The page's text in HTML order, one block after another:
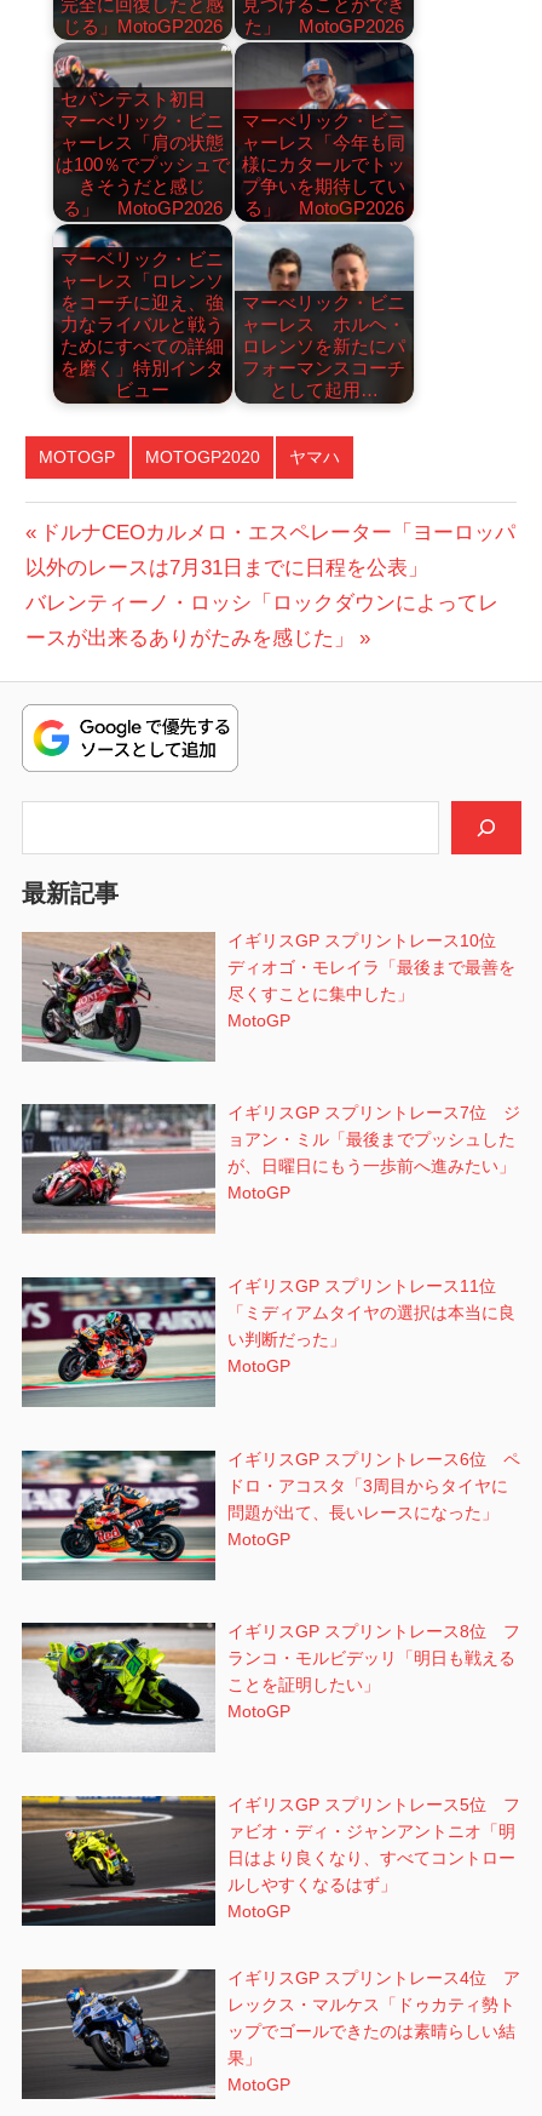
完全に回復したと感
じる」MotoGP2026
見つけることができ
た」 MotoGP2026
セパンテスト初日
マーべリック・ビニ
ャーレス「肩の状態
は100％でプッシュで
きそうだと感じ
る」 MotoGP2026
マーべリック・ビニ
ャーレス「今年も同
様にカタールでトッ
プ争いを期待してい
る」 MotoGP2026
マーベリック・ビニ
ャーレス「ロレンソ
をコーチに迎え、強
力なライバルと戦う
ためにすべての詳細
を磨く」特別インタ
ビュー
マーべリック・ビニ
ャーレス ホルヘ・
ロレンソを新たにパ
フォーマンスコーチ
として起用…
MOTOGP MOTOGP2020 ヤマハ
投
稿
ナ
ビ
ゲ
ー
ン
前
の
投
稿:
ドルナCEOカルメロ・エスペレーター「ヨーロッパ
以外のレースは7月31日までに日程を公表」
次
の
稿:
バレンティーノ・ロッシ「ロックダウンによってレ
ースが出来るありがたみを感じた」
最新記事
イギリスGP スプリントレース10位
ディオゴ・モレイラ「最後まで最善を
尽くすことに集中した」
MotoGP
イギリスGP スプリントレース7位 ジ
ョアン・ミル「最後までプッシュした
が、日曜日にもう一歩前へ進みたい」
MotoGP
イギリスGP スプリントレース11位
「ミディアムタイヤの選択は本当に良
い判断だった」
MotoGP
イギリスGP スプリントレース6位 ペ
ドロ・アコスタ「3周目からタイヤに
問題が出て、長いレースになった」
MotoGP
イギリスGP スプリントレース8位 フ
ランコ・モルビデッリ「明日も戦える
ことを証明したい」
MotoGP
イギリスGP スプリントレース5位 フ
ァビオ・ディ・ジャンアントニオ「明
日はより良くなり、すべてコントロー
ルしやすくなるはず」
MotoGP
イギリスGP スプリントレース4位 ア
レックス・マルケス「ドゥカティ勢ト
ップでゴールできたのは素晴らしい結
果」
MotoGP